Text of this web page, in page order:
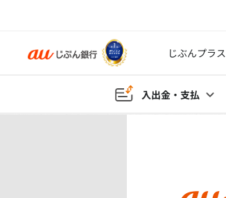
じぶんプラス
入出金・支払